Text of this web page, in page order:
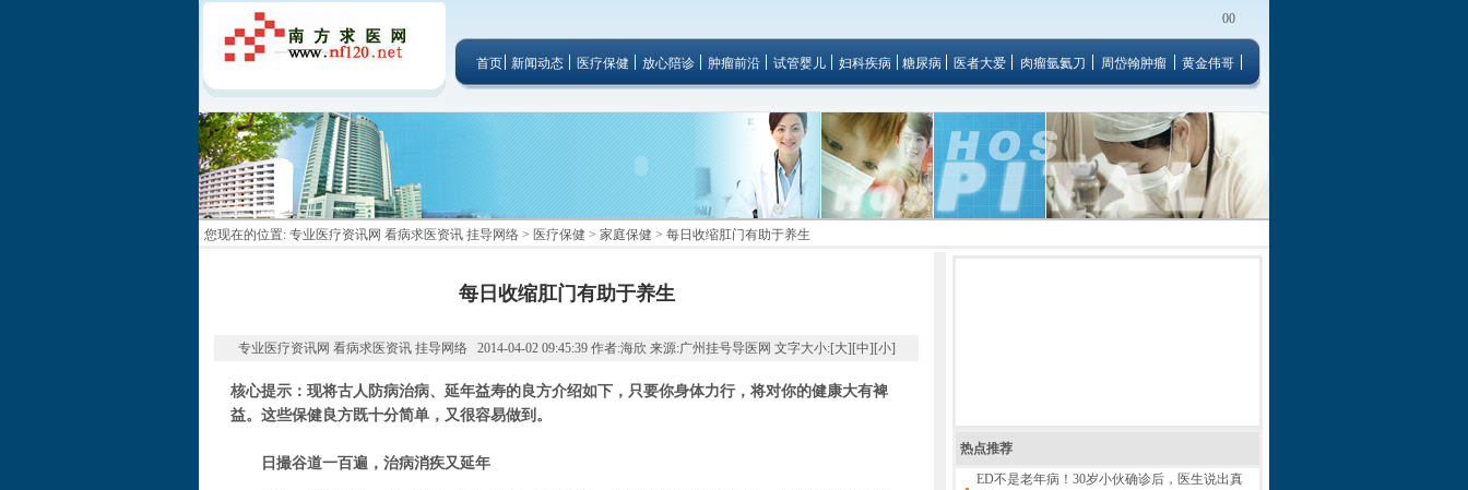
00
首页 新闻动态 医疗保健 放心陪诊 肿瘤前沿 试管婴儿 妇科疾病 糖尿病 医者大爱 肉瘤氩氦刀 周岱翰肿瘤 黄金伟哥
您现在的位置: 专业医疗资讯网 看病求医资讯 挂导网络 > 医疗保健 > 家庭保健 > 每日收缩肛门有助于养生
每日收缩肛门有助于养生
专业医疗资讯网 看病求医资讯 挂导网络 2014-04-02 09:45:39 作者:海欣 来源:广州挂号导医网 文字大小:[大][中][小]
核心提示：现将古人防病治病、延年益寿的良方介绍如下，只要你身体力行，将对你的健康大有裨
益。这些保健良方既十分简单，又很容易做到。
日撮谷道一百遍，治病消疾又延年
热点推荐
ED不是老年病！30岁小伙确诊后，医生说出真